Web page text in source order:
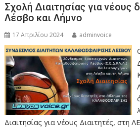
Σχολή Διαιτησίας για νέους
Λέσβο και Λήμνο
17 Απριλίου 2024 adminvoice
Διαιτησίας για νέους Διαιτητές,